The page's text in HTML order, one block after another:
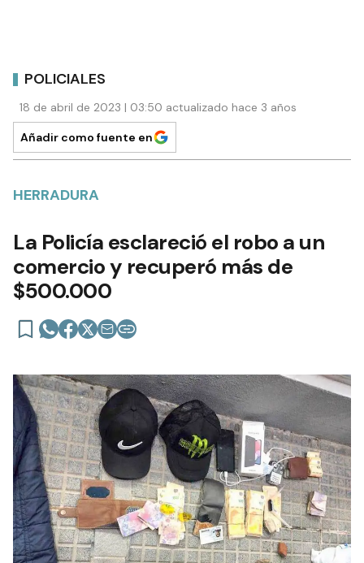
POLICIALES
18 de abril de 2023 | 03:50 actualizado hace 3 años
Añadir como fuente en
HERRADURA
La Policía esclareció el robo a un
comercio y recuperó más de
$500.000